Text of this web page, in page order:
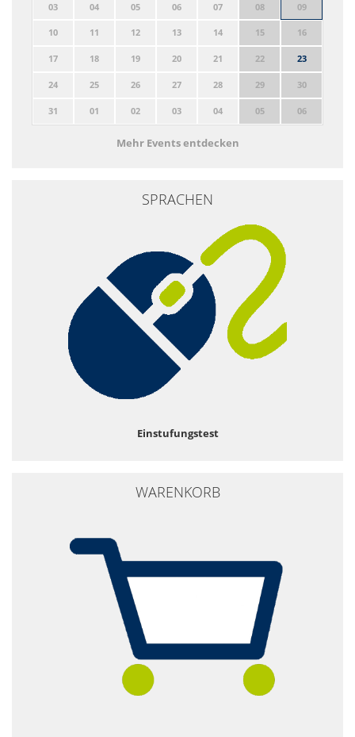
03 04 05 06 07 08 09
10 11 12 13 14 15 16
17 18 19 20 21 22 23
24 25 26 27 28 29 30
31 01 02 03 04 05 06
Mehr Events entdecken
SPRACHEN
Einstufungstest
WARENKORB